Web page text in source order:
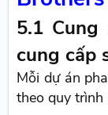
5.1
cung cấp
Mỗi dự án
theo quy trình